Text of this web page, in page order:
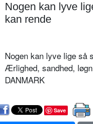
Nogen kan lyve
kan rende
Nogen kan lyve lige
Ærlighed, sandhed,
DANMARK
Save